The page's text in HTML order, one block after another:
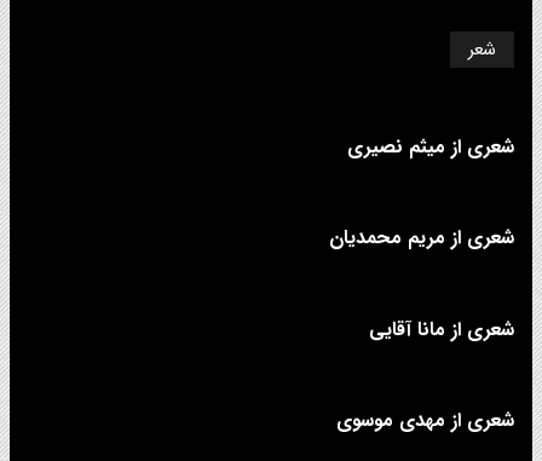
شعر
شعری از میثم نصیری
شعری از مریم محمدیان
شعری از مانا آقایی
شعری از مهدی موسوی